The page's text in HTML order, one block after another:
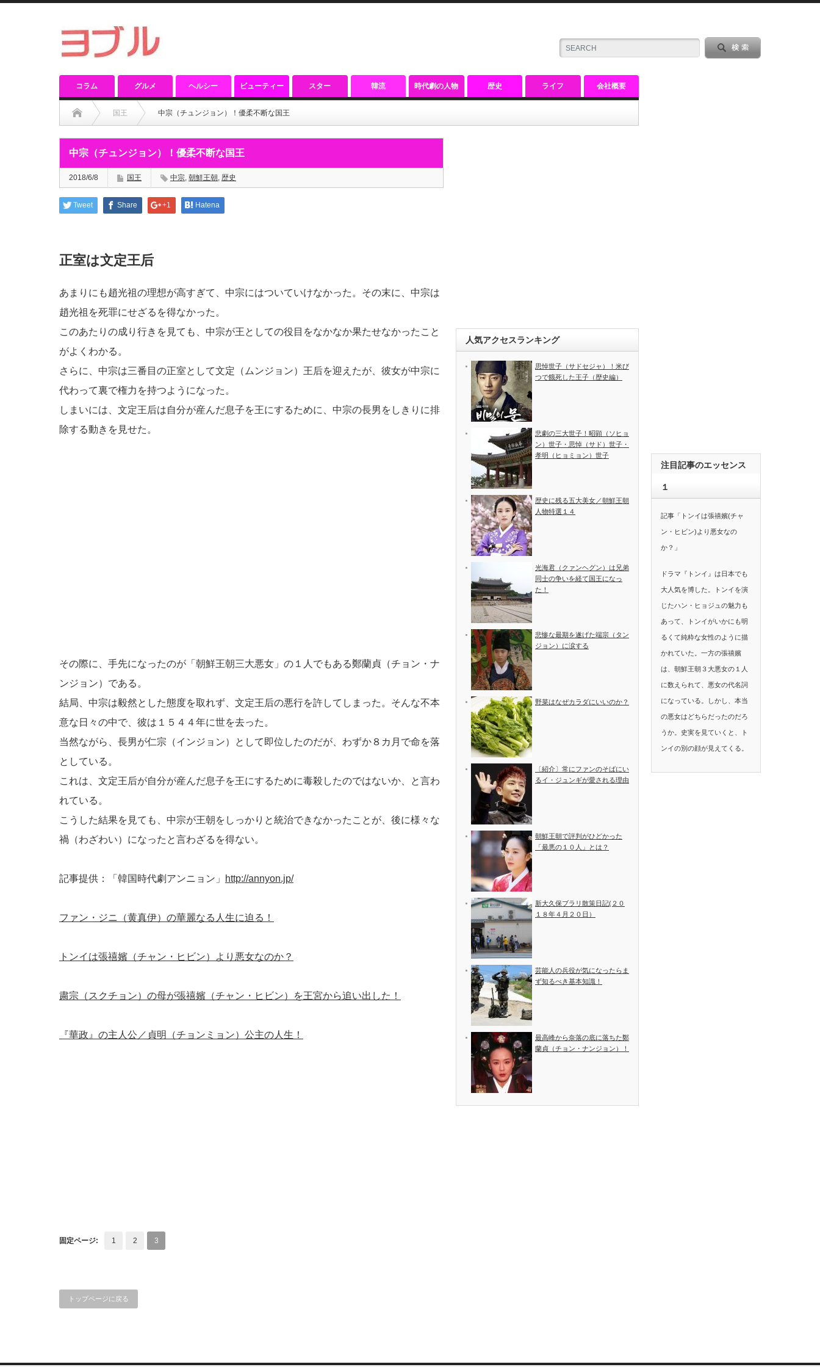
コラム グルメ ヘルシー ビューティー スター 韓流 時代劇の人物 歴史 ライフ 会社概要
国王 中宗（チュンジョン）！優柔不断な国王
中宗（チュンジョン）！優柔不断な国王
2018/6/8 国王 中宗, 朝鮮王朝 , 歴史
Tweet Share +1 Hatena
正室は文定王后
あまりにも趙光祖の理想が高すぎて、中宗にはついていけなかった。その末に、中宗は
趙光祖を死罪にせざるを得なかった。
このあたりの成り行きを見ても、中宗が王としての役目をなかなか果たせなかったこと
がよくわかる。
さらに、中宗は三番目の正室として文定（ムンジョン）王后を迎えたが、彼女が中宗に
代わって裏で権力を持つようになった。
しまいには、文定王后は自分が産んだ息子を王にするために、中宗の長男をしきりに排
除する動きを見せた。
その際に、手先になったのが「朝鮮王朝三大悪女」の１人でもある鄭蘭貞（チョン・ナ
ンジョン）である。
結局、中宗は毅然とした態度を取れず、文定王后の悪行を許してしまった。そんな不本
意な日々の中で、彼は１５４４年に世を去った。
当然ながら、長男が仁宗（インジョン）として即位したのだが、わずか８カ月で命を落
としている。
これは、文定王后が自分が産んだ息子を王にするために毒殺したのではないか、と言わ
れている。
こうした結果を見ても、中宗が王朝をしっかりと統治できなかったことが、後に様々な
禍（わざわい）になったと言わざるを得ない。
記事提供：「韓国時代劇アンニョン」 http://annyon.jp/
ファン・ジニ（黄真伊）の華麗なる人生に迫る！
トンイは張禧嬪（チャン・ヒビン）より悪女なのか？
粛宗（スクチョン）の母が張禧嬪（チャン・ヒビン）を王宮から追い出した！
『華政』の主人公／貞明（チョンミョン）公主の人生！
固定ページ: 1 2 3
トップページに戻る
人気アクセスランキング
思悼世子（サドセジャ）！米び
つで餓死した王子（歴史編）
悲劇の三大世子！昭顕（ソヒョ
ン）世子・思悼（サド）世子・
孝明（ヒョミョン）世子
歴史に残る五大美女／朝鮮王朝
人物特選１４
光海君（クァンヘグン）は兄弟
同士の争いを経て国王になっ
た！
悲惨な最期を遂げた端宗（タン
ジョン）に涙する
野菜はなぜカラダにいいのか？
〔紹介〕常にファンのそばにい
るイ・ジュンギが愛される理由
朝鮮王朝で評判がひどかった
「最悪の１０人」とは？
新大久保ブラリ散策日記(２０
１８年４月２０日）
芸能人の兵役が気になったらま
ず知るべき基本知識！
最高峰から奈落の底に落ちた鄭
蘭貞（チョン・ナンジョン）！
注目記事のエッセンス
１
記事「トンイは張禧嬪(チャ
ン・ヒビン)より悪女なの
か？」
ドラマ『トンイ』は日本でも
大人気を博した。トンイを演
じたハン・ヒョジュの魅力も
あって、トンイがいかにも明
るくて純粋な女性のように描
かれていた。一方の張禧嬪
は、朝鮮王朝３大悪女の１人
に数えられて、悪女の代名詞
になっている。しかし、本当
の悪女はどちらだったのだろ
うか。史実を見ていくと、ト
ンイの別の顔が見えてくる。